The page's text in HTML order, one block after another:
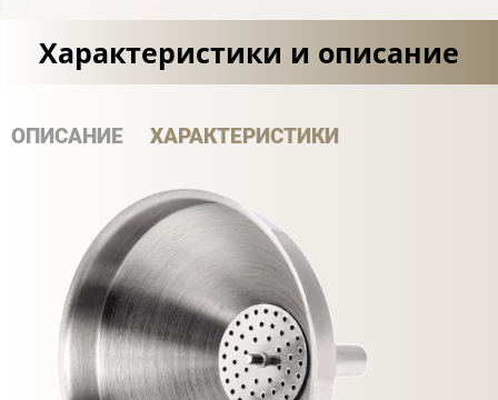
Характеристики и описание
ОПИСАНИЕ ХАРАКТЕРИСТИКИ